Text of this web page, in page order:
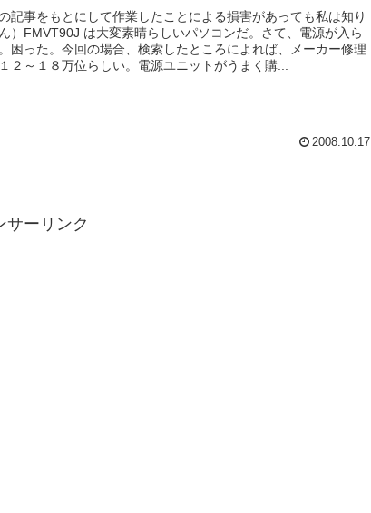
記事をもとにして作業したことによる損害があっても私は知り
）FMVT90J は大変素晴らしいパソコンだ。さて、電源が入ら
困った。今回の場合、検索したところによれば、メーカー修理
２～１８万位らしい。電源ユニットがうまく購...
2008.10.17
サーリンク